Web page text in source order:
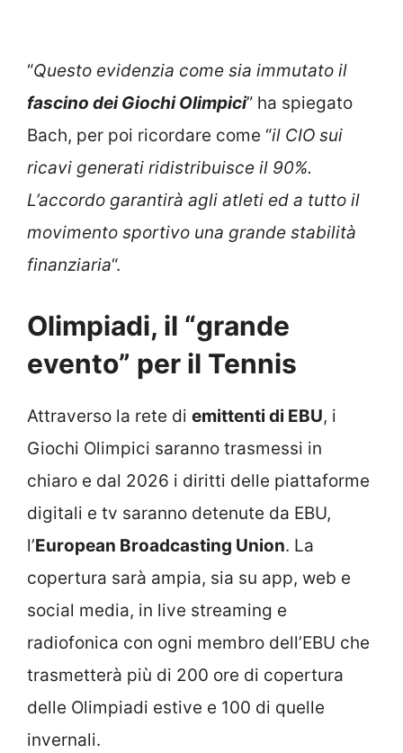
“Questo evidenzia come sia immutato il
fascino dei Giochi Olimpici” ha spiegato
Bach, per poi ricordare come “il CIO sui
ricavi generati ridistribuisce il 90%.
L’accordo garantirà agli atleti ed a tutto il
movimento sportivo una grande stabilità
finanziaria“.
Olimpiadi, il “grande
evento” per il Tennis
Attraverso la rete di emittenti di EBU, i
Giochi Olimpici saranno trasmessi in
chiaro e dal 2026 i diritti delle piattaforme
digitali e tv saranno detenute da EBU,
l’European Broadcasting Union. La
copertura sarà ampia, sia su app, web e
social media, in live streaming e
radiofonica con ogni membro dell’EBU che
trasmetterà più di 200 ore di copertura
delle Olimpiadi estive e 100 di quelle
invernali.